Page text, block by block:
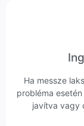
Ha messze
probléma
javítva vagy